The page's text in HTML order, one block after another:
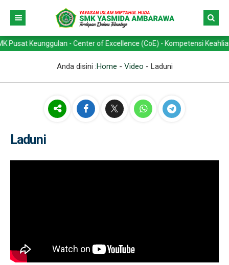
Keunggulan - Center of Excellence (CoE) - Kompetensi Keahlian
Anda disini :Home - Video - Laduni
Laduni